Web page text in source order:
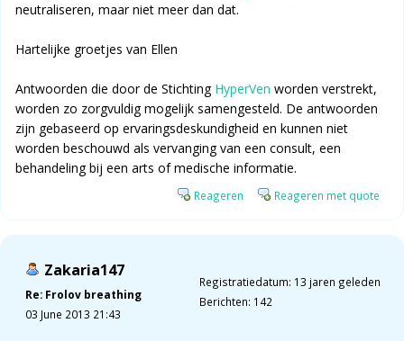
neutraliseren, maar niet meer dan dat.
Hartelijke groetjes van Ellen
Antwoorden die door de Stichting HyperVen worden verstrekt,
worden zo zorgvuldig mogelijk samengesteld. De antwoorden
zijn gebaseerd op ervaringsdeskundigheid en kunnen niet
worden beschouwd als vervanging van een consult, een
behandeling bij een arts of medische informatie.
Reageren Reageren met quote
Zakaria147
Re: Frolov breathing
03 June 2013 21:43
Registratiedatum: 13 jaren geleden
Berichten: 142